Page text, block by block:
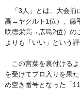
「3人」とは、大会前
高→ヤクルト1位）、藤
咲徳栄高→広島2位）の
よりも「いい」という評
この言葉を裏付ける
を受けてプロ入りを果
め空き番号となった「